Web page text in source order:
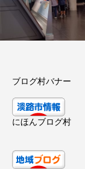
ブログ村バナー
にほんブログ村